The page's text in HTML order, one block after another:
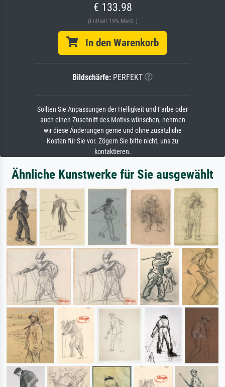
€ 133.98
(Enthält 19% MwSt.)
In den Warenkorb
Bildschärfe: PERFEKT
Sollten Sie Anpassungen der Helligkeit und Farbe oder
auch einen Zuschnitt des Motivs wünschen, nehmen
wir diese Änderungen gerne und ohne zusätzliche
Kosten für Sie vor. Zögern Sie bitte nicht, uns zu
kontaktieren.
Ähnliche Kunstwerke für Sie ausgewählt